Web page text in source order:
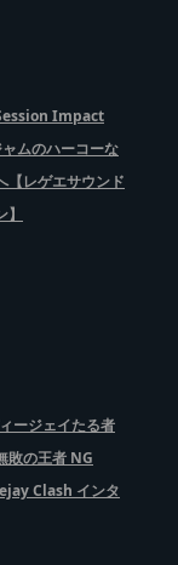
Impact
ムのハーコーな
【レゲエサウンド
ージェイたる者
敗の王者 NG
Clash インタ